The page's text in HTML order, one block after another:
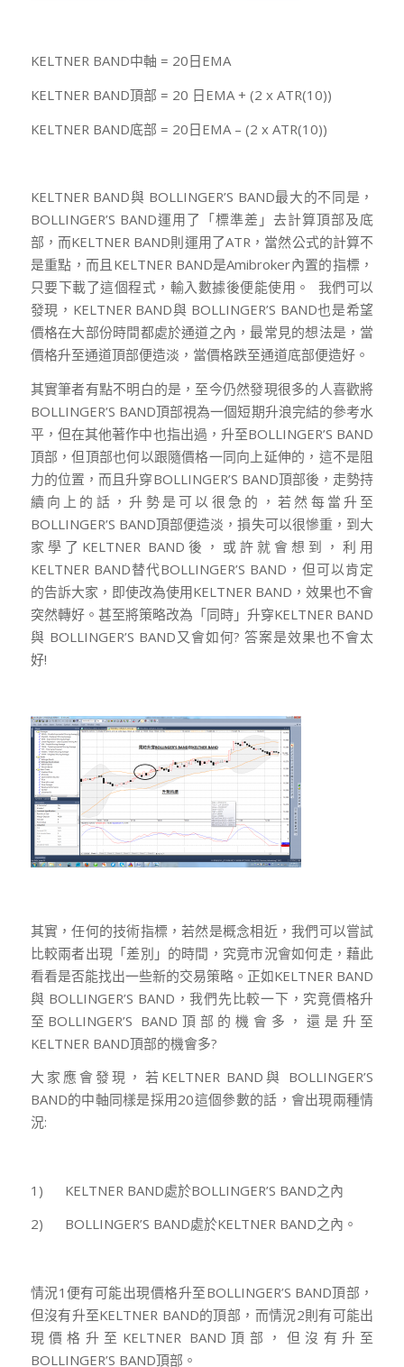
KELTNER BAND中軸 = 20日EMA
KELTNER BAND頂部 = 20 日EMA + (2 x ATR(10))
KELTNER BAND底部 = 20日EMA – (2 x ATR(10))
KELTNER BAND與 BOLLINGER’S BAND最大的不同是，
BOLLINGER’S BAND運用了「標準差」去計算頂部及底
部，而KELTNER BAND則運用了ATR，當然公式的計算不
是重點，而且KELTNER BAND是Amibroker內置的指標，
只要下載了這個程式，輸入數據後便能使用。 我們可以
發現，KELTNER BAND與 BOLLINGER’S BAND也是希望
價格在大部份時間都處於通道之內，最常見的想法是，當
價格升至通道頂部便造淡，當價格跌至通道底部便造好。
其實筆者有點不明白的是，至今仍然發現很多的人喜歡將
BOLLINGER’S BAND頂部視為一個短期升浪完結的參考水
平，但在其他著作中也指出過，升至BOLLINGER’S BAND
頂部，但頂部也何以跟隨價格一同向上延伸的，這不是阻
力的位置，而且升穿BOLLINGER’S BAND頂部後，走勢持
續向上的話，升勢是可以很急的，若然每當升至
BOLLINGER’S BAND頂部便造淡，損失可以很慘重，到大
家學了KELTNER BAND後，或許就會想到，利用
KELTNER BAND替代BOLLINGER’S BAND，但可以肯定
的告訴大家，即使改為使用KELTNER BAND，效果也不會
突然轉好。甚至將策略改為「同時」升穿KELTNER BAND
與 BOLLINGER’S BAND又會如何? 答案是效果也不會太
好!
其實，任何的技術指標，若然是概念相近，我們可以嘗試
比較兩者出現「差別」的時間，究竟市況會如何走，藉此
看看是否能找出一些新的交易策略。正如KELTNER BAND
與 BOLLINGER’S BAND，我們先比較一下，究竟價格升
至BOLLINGER’S BAND頂部的機會多，還是升至
KELTNER BAND頂部的機會多?
大家應會發現，若KELTNER BAND與 BOLLINGER’S
BAND的中軸同樣是採用20這個參數的話，會出現兩種情
況:
1) KELTNER BAND處於BOLLINGER’S BAND之內
2) BOLLINGER’S BAND處於KELTNER BAND之內。
情況1便有可能出現價格升至BOLLINGER’S BAND頂部，
但沒有升至KELTNER BAND的頂部，而情況2則有可能出
現價格升至KELTNER BAND頂部，但沒有升至
BOLLINGER’S BAND頂部。